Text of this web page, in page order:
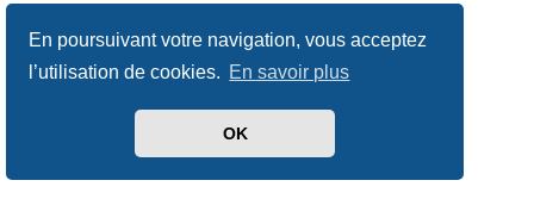
En poursuivant votre navigation, vous acceptez
l’utilisation de cookies. En savoir plus
OK